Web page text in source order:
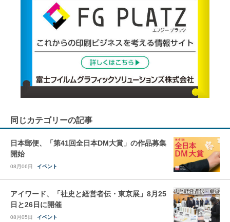
同じカテゴリーの記事
日本郵便、「第41回全日本DM大賞」の作品募集
開始
08月06日 イベント
アイワード、「社史と経営者伝・東京展」8月25
日と26日に開催
08月05日 イベント